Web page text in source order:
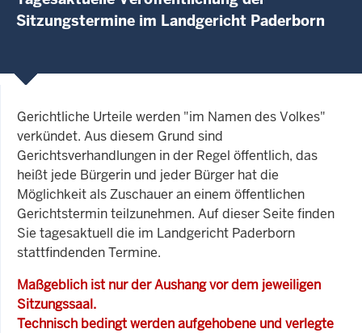
Sitzungstermine im Landgericht Paderborn
Gerichtliche Urteile werden "im Namen des Volkes"
verkündet. Aus diesem Grund sind
Gerichtsverhandlungen in der Regel öffentlich, das
heißt jede Bürgerin und jeder Bürger hat die
Möglichkeit als Zuschauer an einem öffentlichen
Gerichtstermin teilzunehmen. Auf dieser Seite finden
Sie tagesaktuell die im Landgericht Paderborn
stattfindenden Termine.
Maßgeblich ist nur der Aushang vor dem jeweiligen
Sitzungssaal.
Technisch bedingt werden aufgehobene und verlegte